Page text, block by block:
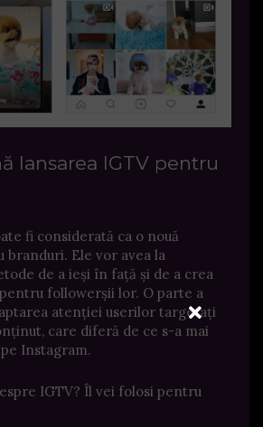
lansarea IGTV pentru
fi considerată ca o nouă
Ele vor avea la
de a ieși în față și de a crea
followerșii lor. O parte a
atenției userilor targetați
care diferă de ce s-a mai
Instagram.
IGTV? Îl vei folosi pentru